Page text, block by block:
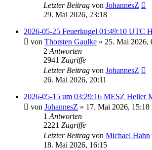
Letzter Beitrag von JohannesZ
29. Mai 2026, 23:18
2026-05-25 Feuerkugel 01:49:10 UTC
von Thorsten Gaulke » 25. Mai 2026,
2 Antworten
2941 Zugriffe
Letzter Beitrag von JohannesZ
26. Mai 2026, 20:11
2026-05-15 um 03:29:16 MESZ Heller
von JohannesZ » 17. Mai 2026, 15:18
1 Antworten
2221 Zugriffe
Letzter Beitrag von Michael Hahn
18. Mai 2026, 16:15